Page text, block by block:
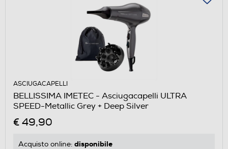
ASCIUGACAPELLI
BELLISSIMA IMETEC - Asciugacapelli ULTRA
SPEED-Metallic Grey + Deep Silver
€ 49,90
Acquisto online: disponibile